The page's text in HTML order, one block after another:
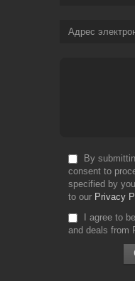
Адрес
By
consent to
specified by
to our Privacy
I agree to
and deals from